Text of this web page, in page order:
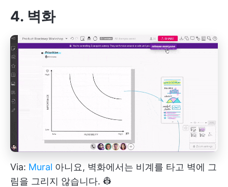
4. 벽화
Via: Mural 아니요, 벽화에서는 비계를 타고 벽에 그
림을 그리지 않습니다. 👷